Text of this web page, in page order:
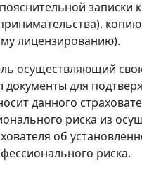
записки к
лицензированию).
осуществляющий
для
данного
риска из
об
риска.